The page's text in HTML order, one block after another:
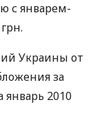
с январем-
Украины от
за
январь 2010